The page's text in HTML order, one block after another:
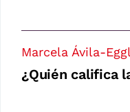
Marcela Ávila-
¿Quién califica